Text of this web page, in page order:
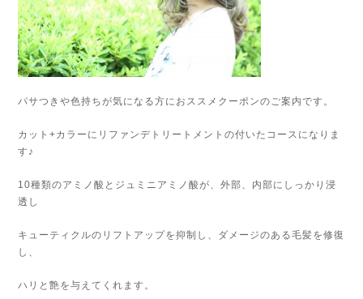
パサつきや色持ちが気になる方におススメクーポンのご案内です。
カット+カラーにリファンデトリートメントの付いたコースになりま
す♪
10種類のアミノ酸とジュミニアミノ酸が、外部、内部にしっかり浸
透し
キューティクルのリフトアップを抑制し、ダメージのある毛髪を修復
し、
ハリと艶を与えてくれます。